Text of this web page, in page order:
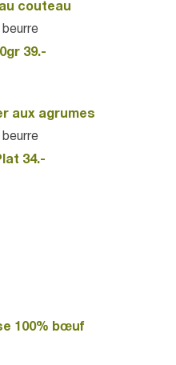
couteau
39.-
aux agrumes
34.-
100% bœuf